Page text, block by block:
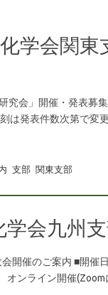
学会関
究会」開催・発表募
は発表件数次第で変
支部 関東支部
会九州
会開催のご案内 ■開
オンライン開催